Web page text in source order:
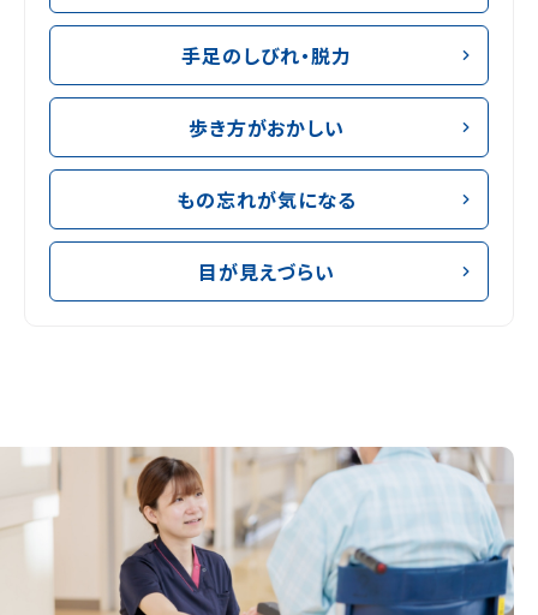
手足のしびれ・脱力
歩き方がおかしい
もの忘れが気になる
目が見えづらい